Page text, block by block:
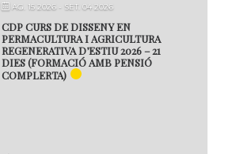
AG. 15 2026 - SET. 04 2026
CDP CURS DE DISSENY EN
PERMACULTURA I AGRICULTURA
REGENERATIVA D’ESTIU 2026 – 21
DIES (FORMACIÓ AMB PENSIÓ
COMPLERTA)